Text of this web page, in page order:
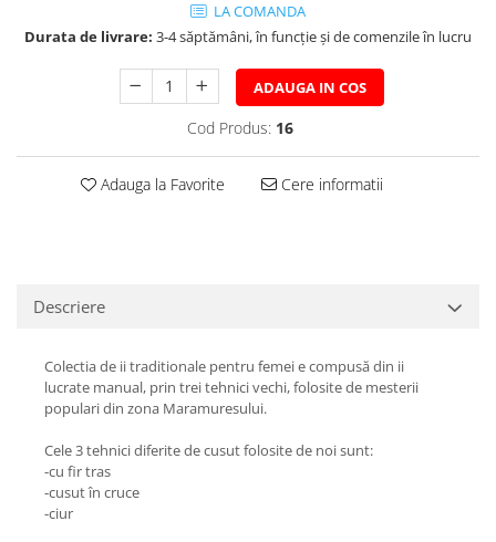
LA COMANDA
Durata de livrare: 3-4 săptămâni, în funcție și de comenzile în lucru
ADAUGA IN COS
Cod Produs: 16
Adauga la Favorite Cere informatii
Descriere
Colectia de ii traditionale pentru femei e compusă din ii
lucrate manual, prin trei tehnici vechi, folosite de mesterii
populari din zona Maramuresului.
Cele 3 tehnici diferite de cusut folosite de noi sunt:
-cu fir tras
-cusut în cruce
-ciur